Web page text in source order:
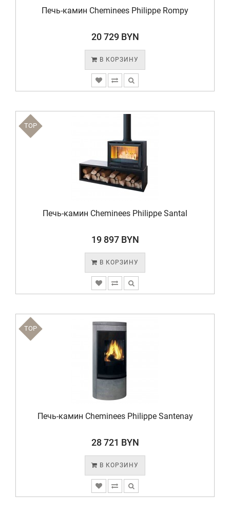
Печь-камин Cheminees Philippe Rompy
20 729 BYN
В КОРЗИНУ
TOP
Печь-камин Cheminees Philippe Santal
19 897 BYN
В КОРЗИНУ
TOP
Печь-камин Cheminees Philippe Santenay
28 721 BYN
В КОРЗИНУ